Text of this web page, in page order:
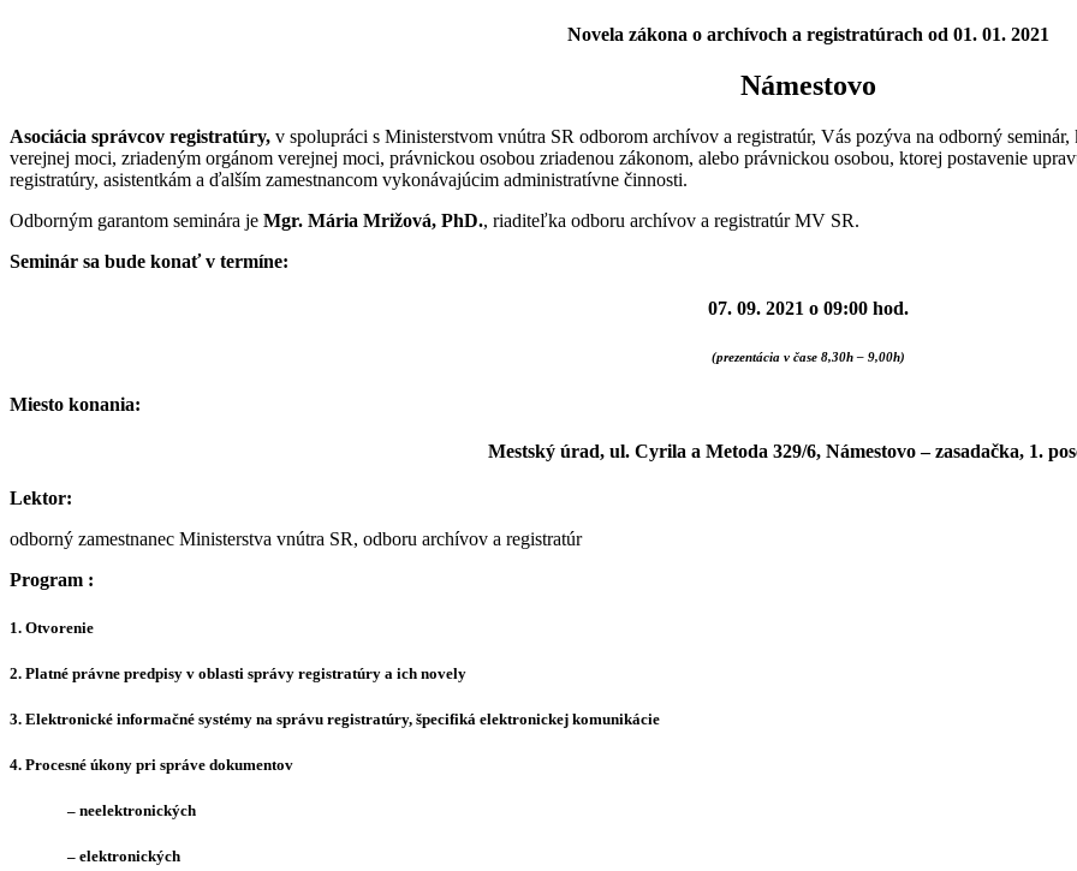
Novela zákona o archívoch a registratúrach od 01. 01. 2021
Námestovo
Asociácia správcov registratúry, v spolupráci s Ministerstvom vnútra SR odborom archívov a registratúr, Vás pozýva na odborný
verejnej moci, zriadeným orgánom verejnej moci, právnickou osobou zriadenou zákonom, alebo právnickou osobou, ktorej postavenie
registratúry, asistentkám a ďalším zamestnancom vykonávajúcim administratívne činnosti.
Odborným garantom seminára je Mgr. Mária Mrižová, PhD., riaditeľka odboru archívov a registratúr MV SR.
Seminár sa bude konať v termíne:
07. 09. 2021 o 09:00 hod.
(prezentácia v čase 8,30h – 9,00h)
Miesto konania:
Mestský úrad, ul. Cyrila a Metoda 329/6, Námestovo– zasadačka, 1.
Lektor:
odborný zamestnanec Ministerstva vnútra SR, odboru archívov a registratúr
Program :
1. Otvorenie
2. Platné právne predpisy v oblasti správy registratúry a ich novely
3. Elektronické informačné systémy na správu registratúry, špecifiká elektronickej komunikácie
4. Procesné úkony pri správe dokumentov
– neelektronických
– elektronických